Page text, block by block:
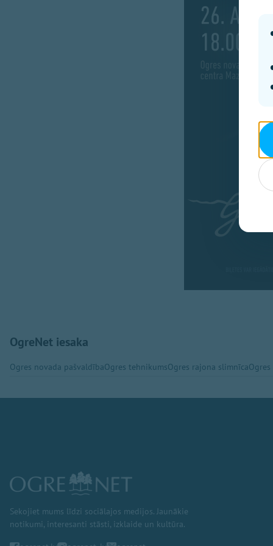
OgreNet iesaka
Ogres novada pašvaldībaOgres tehnikumsOgres rajona slimnīca
Sekojiet mums līdzi sociālajos medijos. Jaunākie
notikumi, interesanti stāsti, izklaide un kultūra.